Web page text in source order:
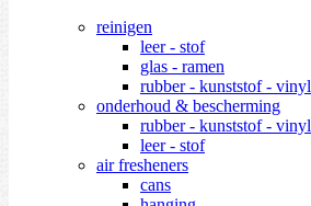
reinigen
leer - stof
glas - ramen
rubber - kunststof - vinyl
onderhoud & bescherming
rubber - kunststof - vinyl
leer - stof
air fresheners
cans